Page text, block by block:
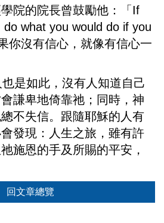
院的院長曾鼓勵他：「If
what you would do if you
你沒有信心，就像有信心一
如此，沒有人知道自己
謙卑地倚靠祂；同時，神
不失信。跟隨耶穌的人有
發現：人生之旅，雖有許
施恩的手及所賜的平安，
回文章總覽